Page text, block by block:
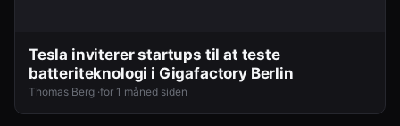
Tesla inviterer startups til at teste
batteriteknologi i Gigafactory Berlin
Thomas Berg ·for 1 måned siden